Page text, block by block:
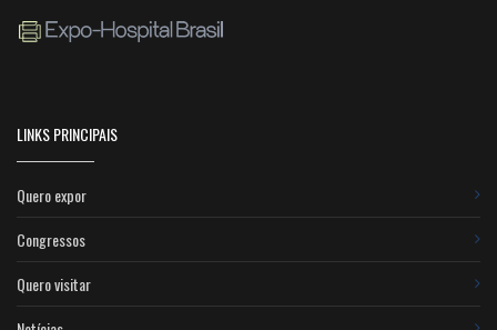
LINKS PRINCIPAIS
Quero expor
Congressos
Quero visitar